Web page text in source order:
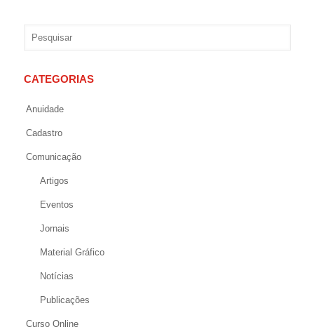
CATEGORIAS
Anuidade
Cadastro
Comunicação
Artigos
Eventos
Jornais
Material Gráfico
Notícias
Publicações
Curso Online